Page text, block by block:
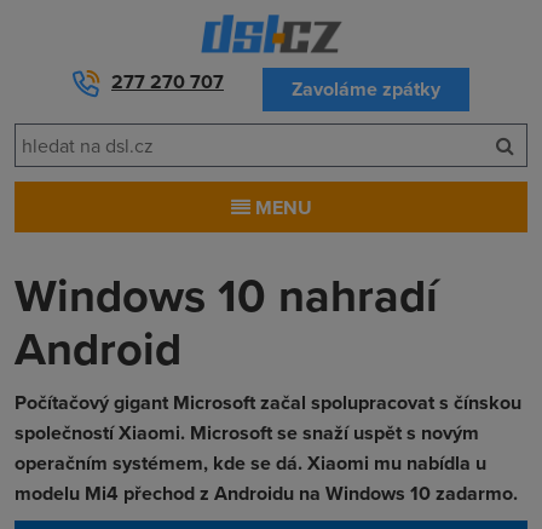
277 270 707 Zavoláme zpátky
MENU
Windows 10 nahradí
Android
Počítačový gigant Microsoft začal spolupracovat s čínskou
společností Xiaomi. Microsoft se snaží uspět s novým
operačním systémem, kde se dá. Xiaomi mu nabídla u
modelu Mi4 přechod z Androidu na Windows 10 zadarmo.